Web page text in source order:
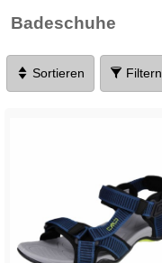
Badeschuhe
Sortieren Filtern